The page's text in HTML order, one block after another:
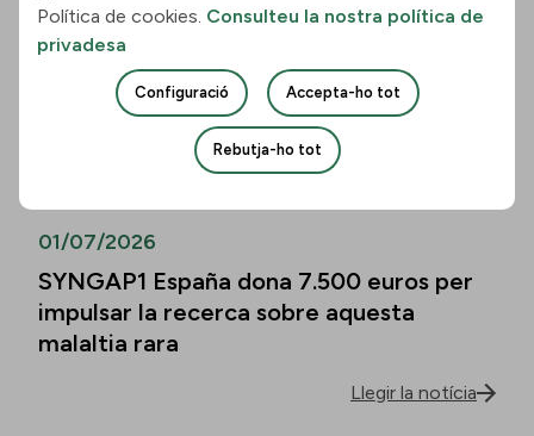
Els biomarcadors de la malaltia
d’Alzheimer permeten predir el
deteriorament cognitiu també en
persones de més de vuitanta anys
01/07/2026
SYNGAP1 España dona 7.500 euros per
impulsar la recerca sobre aquesta
malaltia rara
Llegir la notícia
Política de cookies. Consulteu la nostra política de
privadesa
Configuració Accepta-ho tot
Rebutja-ho tot